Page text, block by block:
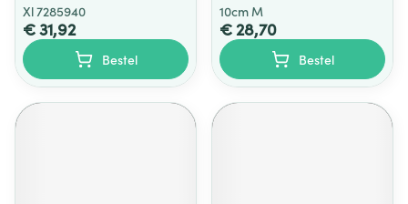
Xl 7285940
€ 31,92
Bestel
10cm M
€ 28,70
Bestel